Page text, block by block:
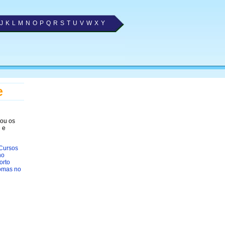
J K L M N O P Q R S T U V W X Y
os
e
no